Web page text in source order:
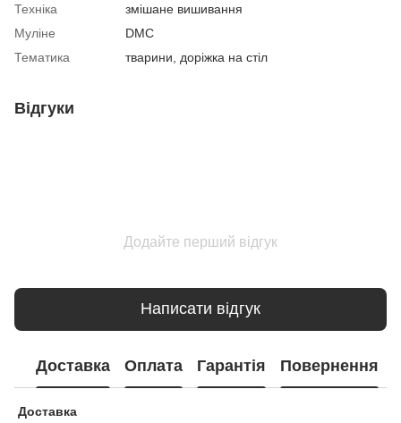
Техніка
змішане вишивання
Муліне
DMC
Тематика
тварини, доріжка на стіл
Відгуки
Додайте перший відгук
Написати відгук
Доставка Оплата Гарантія Повернення
Доставка